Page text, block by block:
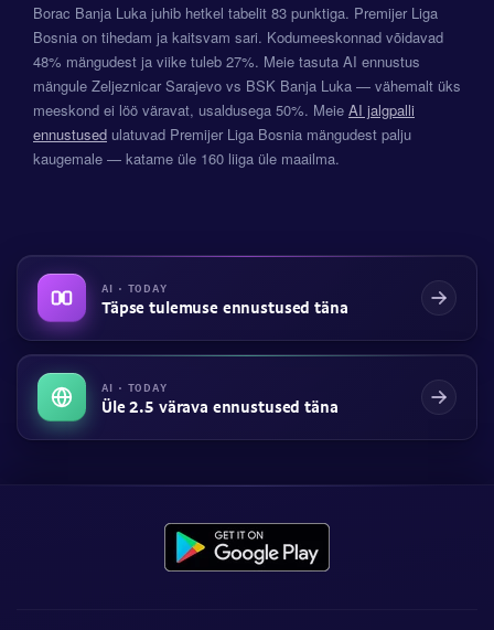
Borac Banja Luka juhib hetkel tabelit 83 punktiga. Premijer Liga
Bosnia on tihedam ja kaitsvam sari. Kodumeeskonnad võidavad
48% mängudest ja viike tuleb 27%. Meie tasuta AI ennustus
mängule Zeljeznicar Sarajevo vs BSK Banja Luka — vähemalt üks
meeskond ei löö väravat, usaldusega 50%. Meie AI jalgpalli
ennustused ulatuvad Premijer Liga Bosnia mängudest palju
kaugemale — katame üle 160 liiga üle maailma.
AI · TODAY
Täpse tulemuse ennustused täna
AI · TODAY
Üle 2.5 värava ennustused täna